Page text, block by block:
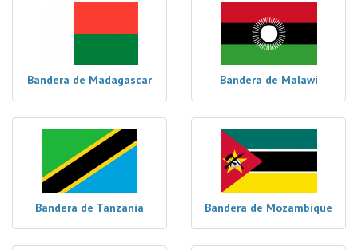
Bandera de Madagascar Bandera de Malawi
Bandera de Tanzania Bandera de Mozambique